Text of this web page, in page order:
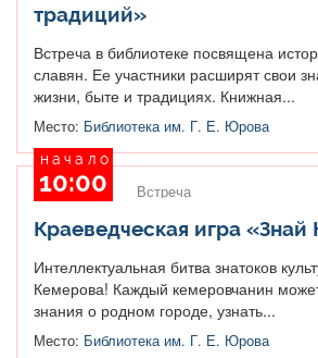
традиций»
Встреча в библиотеке посвящена
славян. Ее участники расширят свои
жизни, быте и традициях. Книжная...
Место: Библиотека им. Г. Е. Юрова
начало
10:00 Встреча
Краеведческая игра
Интеллектуальная битва знатоков
Кемерова! Каждый кемеровчанин
знания о родном городе, узнать...
Место: Библиотека им. Г. Е. Юрова